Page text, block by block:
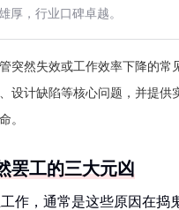
厚，行业口碑卓越。
突然失效或工作效率下降的常
设计缺陷等核心问题，并提供
。
罢工的三大元凶
作，通常是这些原因在捣